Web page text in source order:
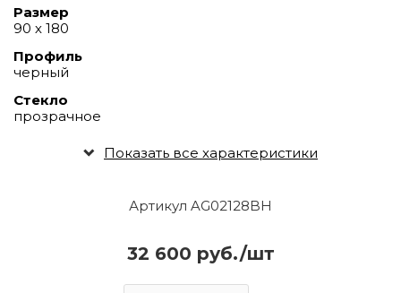
Артикул AG02128BH
32 600 руб./шт
Размер
90 х 180
Профиль
черный
Стекло
прозрачное
Показать все характеристики